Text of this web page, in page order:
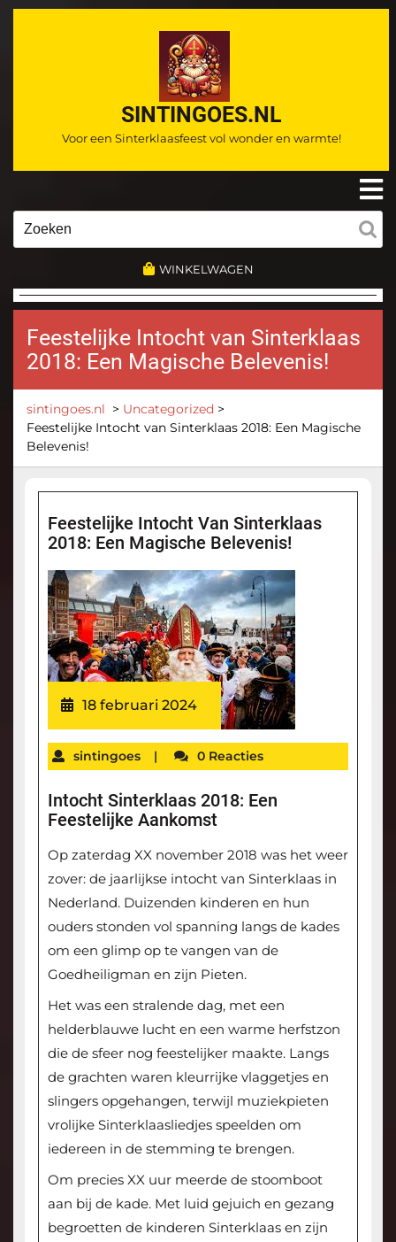
Ga
SINTINGOES.NL
Voor een Sinterklaasfeest vol wonder en warmte!
WINKELWAGEN
Feestelijke Intocht van Sinterklaas
2018: Een Magische Belevenis!
sintingoes.nl > Uncategorized >
Feestelijke Intocht van Sinterklaas 2018: Een Magische
Belevenis!
Feestelijke Intocht Van Sinterklaas
2018: Een Magische Belevenis!
18 februari 2024
sintingoes | 0 Reacties
Intocht Sinterklaas 2018: Een
Feestelijke Aankomst
Op zaterdag XX november 2018 was het weer
zover: de jaarlijkse intocht van Sinterklaas in
Nederland. Duizenden kinderen en hun
ouders stonden vol spanning langs de kades
om een glimp op te vangen van de
Goedheiligman en zijn Pieten.
Het was een stralende dag, met een
helderblauwe lucht en een warme herfstzon
die de sfeer nog feestelijker maakte. Langs
de grachten waren kleurrijke vlaggetjes en
slingers opgehangen, terwijl muziekpieten
vrolijke Sinterklaasliedjes speelden om
iedereen in de stemming te brengen.
Om precies XX uur meerde de stoomboot
aan bij de kade. Met luid gejuich en gezang
begroetten de kinderen Sinterklaas en zijn